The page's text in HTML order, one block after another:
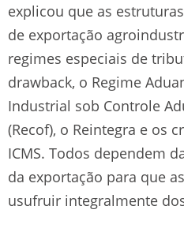
explicou que as estruturas
de exportação
regimes especiais de
drawback, o Regime
Industrial sob Controle
(Recof), o Reintegra e os
ICMS. Todos dependem
da exportação para que
usufruir integralmente